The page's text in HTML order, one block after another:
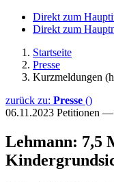
Direkt zum
Direkt zum
Startseite
Presse
Kurzmeldungen
zurück zu: Presse ()
06.11.2023 Petitionen
Lehmann: 7,5